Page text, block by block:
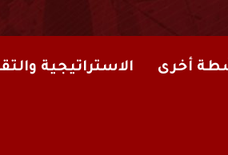
أخرى الاستراتيجية